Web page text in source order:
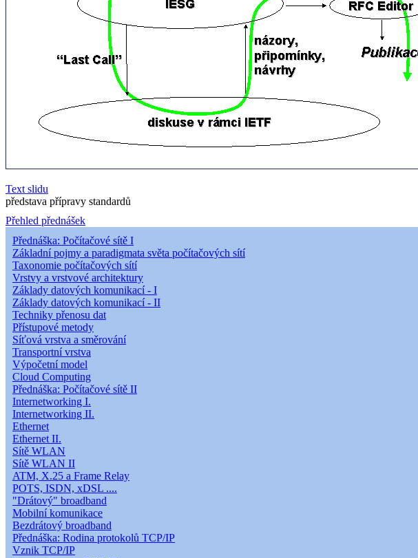
Text slidu
představa přípravy standardů
Přehled přednášek
Přednáška: Počítačové sítě I
Základní pojmy a paradigmata světa počítačových sítí
Taxonomie počítačových sítí
Vrstvy a vrstvové architektury
Základy datových komunikací - I
Základy datových komunikací - II
Techniky přenosu dat
Přístupové metody
Síťová vrstva a směrování
Transportní vrstva
Výpočetní model
Cloud Computing
Přednáška: Počítačové sítě II
Internetworking I.
Internetworking II.
Ethernet
Ethernet II.
Sítě WLAN
Sítě WLAN II
ATM, X.25 a Frame Relay
POTS, ISDN, xDSL ....
"Drátový" broadband
Mobilní komunikace
Bezdrátový broadband
Přednáška: Rodina protokolů TCP/IP
Vznik TCP/IP